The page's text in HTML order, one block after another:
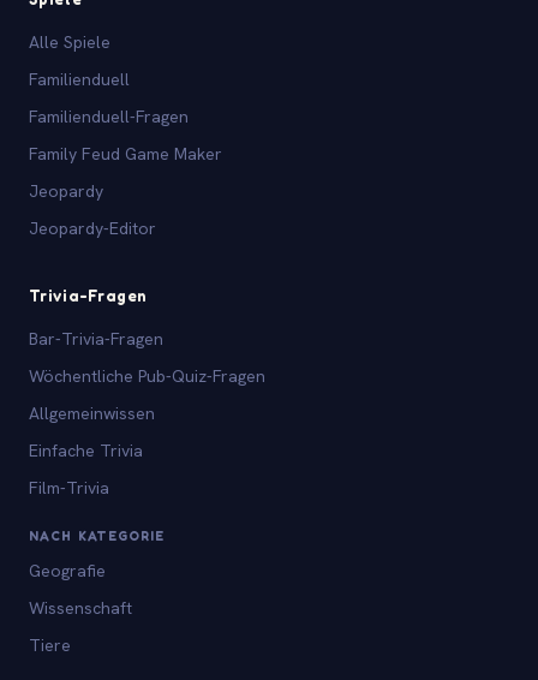
Alle Spiele
Familienduell
Familienduell-Fragen
Family Feud Game Maker
Jeopardy
Jeopardy-Editor
Trivia-Fragen
Bar-Trivia-Fragen
Wöchentliche Pub-Quiz-Fragen
Allgemeinwissen
Einfache Trivia
Film-Trivia
NACH KATEGORIE
Geografie
Wissenschaft
Tiere